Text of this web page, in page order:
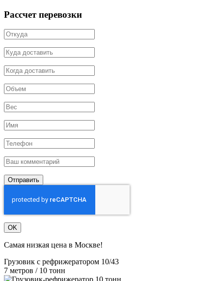
Рассчет перевозки
Отправить
OK
Самая низкая цена в Москве!
Грузовик с рефрижератором 10/43
7 метров / 10 тонн